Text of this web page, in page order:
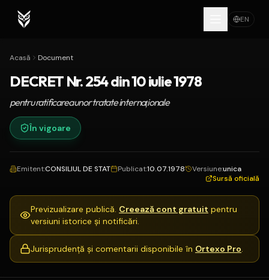
EN
Acasă Document
DECRET Nr. 254 din 10 iulie 1978
pentru ratificarea unor tratate internaţionale
În vigoare
Emitent:CONSILIUL DE STAT Publicat:10.07.1978 Versiune:unica
Sursă oficială
Previzualizare publică. Creează cont gratuit pentru
versiuni istorice și notificări.
Jurisprudență și comentarii disponibile în Ortexo Pro.